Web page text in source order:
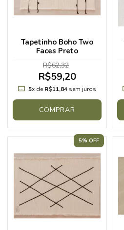
Tapetinho Boho Two
Faces Preto
R$62,32
R$59,20
5x de R$11,84sem juros
COMPRAR
5% OFF